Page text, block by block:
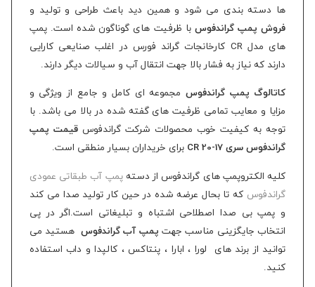
ها دسته بندی می شود و همین دید باعث طراحی و تولید و
فروش پمپ گراندفوس با ظرفیت های گوناگون شده است. پمپ
های مدل CR کارخانجات گراند فورس در اغلب صنایعی کارایی
دارند که نیاز به فشار بالا جهت انتقال آب و سیالات دیگر دارند.
کاتالوگ پمپ گراندفوس مجموعه ای کامل و جامع از ویژگی و
مزایا و معایب تمامی ظرفیت های گفته شده در بالا می باشد. با
توجه به کیفیت خوب محصولات شرکت گراندفوسقیمت پمپ
گراندفوس سری CR 20-17
برای خریداران بسیار منطقی است.
کلیه الکتروپمپ های گراندفوس از دستهپمپ آب طبقاتی عمودی
گراندفوس که تا بحال عرضه شده در حین کار تولید صدا می کند
و پمپ بی صدا اصطلاحی اشتباه و تبلیغاتی است.اگر در پی
انتخاب جایگزینی مناسب جهت پمپ آب گراندفوس هستید می
توانید از برند های لورا ، ابارا ، پنتاکس ، کالپدا و داب استفاده
کنید.